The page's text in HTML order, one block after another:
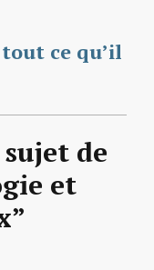
ce qu’il
de
et